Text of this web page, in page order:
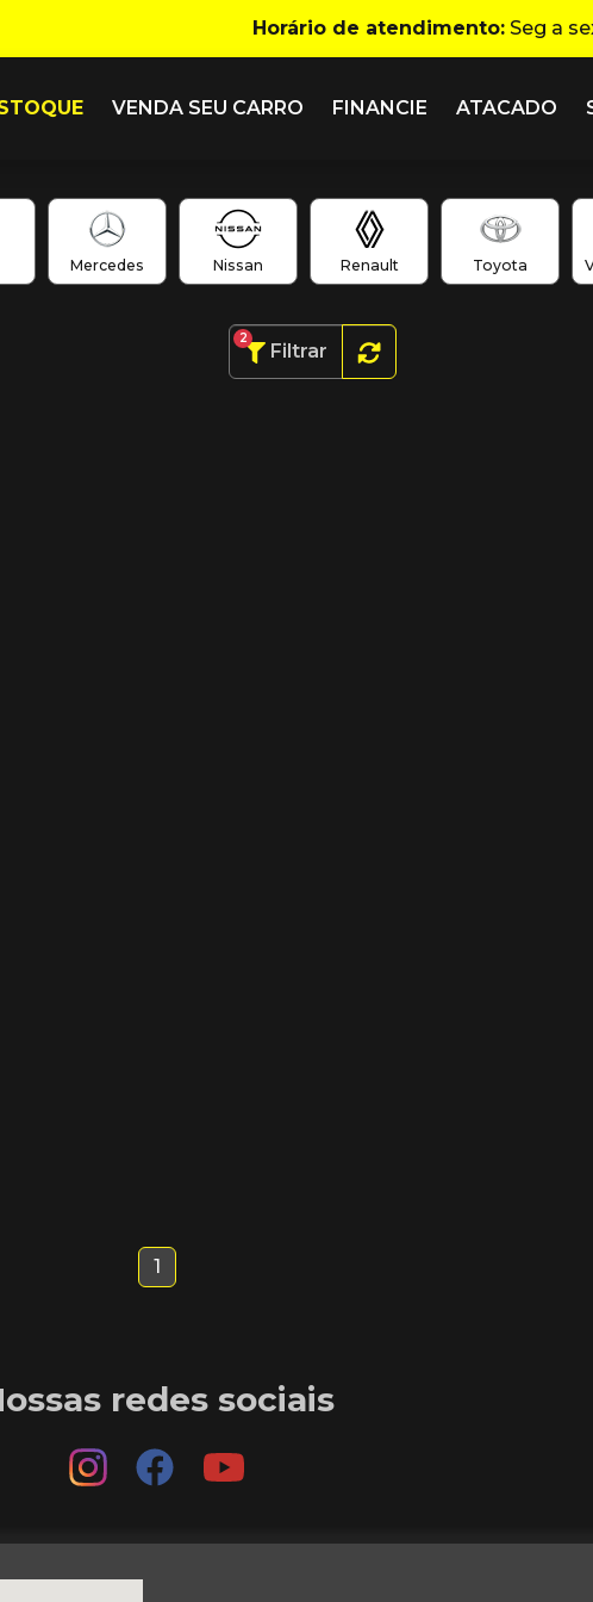
Horário de atendimento: Seg a
VENDA SEU CARRO FINANCIE ATACADO
Mercedes Nissan Renault Toyota
Filtrar
2
1
redes sociais